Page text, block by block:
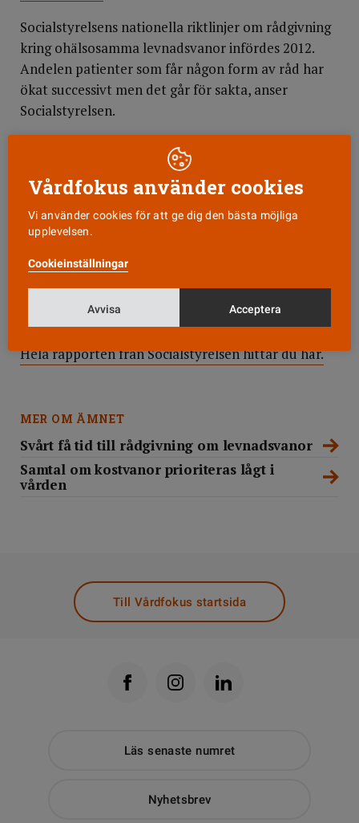
Socialstyrelsens nationella riktlinjer om rådgivning
kring ohälsosamma levnadsvanor infördes 2012.
Andelen patienter som får någon form av råd har
ökat successivt men det går för sakta, anser
Socialstyrelsen.
Det är dessutom stora skillnader mellan olika
landsting/regioner. I topp ligger Norrbotten när det
gäller samtliga levnadsvanor. Där får exempelvis 9
procent av besökarna i primärvården någon form
av rådgivning om ohälsosamma matvanor och 14
procent om fysisk aktivitet. Det kan jämföras med
enstaka procent av patienterna.
Hela rapporten från Socialstyrelsen hittar du här.
MER OM ÄMNET
Svårt få tid till rådgivning om levnadsvanor
Samtal om kostvanor prioriteras lågt i
vården
Till Vårdfokus startsida
Läs senaste numret
Nyhetsbrev
Vårdfokus använder cookies
Vi använder cookies för att ge dig den bästa möjliga
upplevelsen.
Cookieinställningar
Avvisa Acceptera